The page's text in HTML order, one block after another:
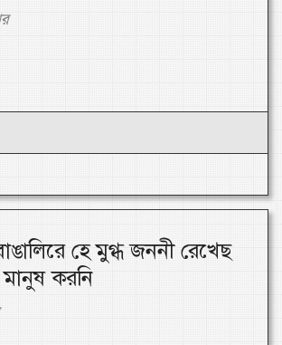
হে মুগ্ধ জননী রেখেছ
মানুষ করনি